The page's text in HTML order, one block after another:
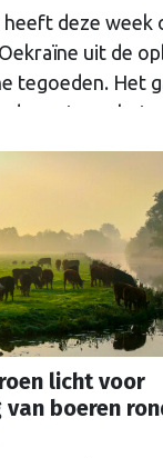
heeft deze week
uit de
tegoeden. Het
de rente op het
De EU bevroor
licht voor
boeren